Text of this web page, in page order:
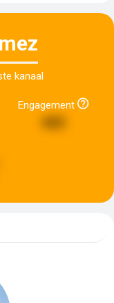
kanaal
Engagement
682